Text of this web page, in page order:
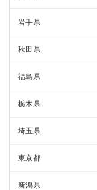
岩手県
秋田県
福島県
栃木県
埼玉県
東京都
新潟県